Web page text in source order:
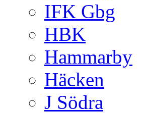
IFK Gbg
HBK
Hammarby
Häcken
J Södra